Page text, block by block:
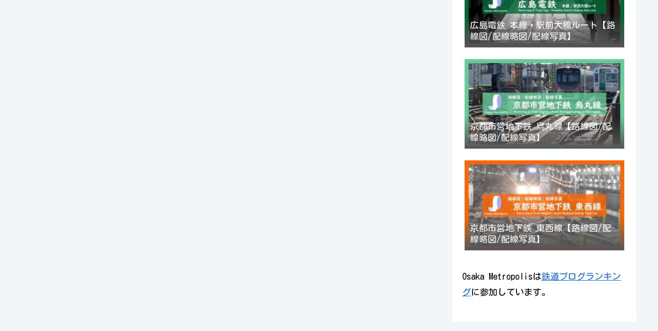
広島電鉄 本線・駅前大橋ルート【路
線図/配線略図/配線写真】
京都市営地下鉄 烏丸線【路線図/配
線略図/配線写真】
京都市営地下鉄 東西線【路線図/配
線略図/配線写真】
Osaka Metropolisは鉄道ブログランキン
グに参加しています。